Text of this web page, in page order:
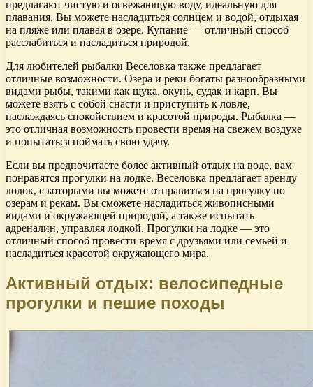
предлагают чистую и освежающую воду, идеальную для
плавания. Вы можете насладиться солнцем и водой, отдыхая
на пляже или плавая в озере. Купание — отличный способ
расслабиться и насладиться природой.
Для любителей рыбалки Веселовка также предлагает
отличные возможности. Озера и реки богаты разнообразными
видами рыбы, такими как щука, окунь, судак и карп. Вы
можете взять с собой снасти и приступить к ловле,
наслаждаясь спокойствием и красотой природы. Рыбалка —
это отличная возможность провести время на свежем воздухе
и попытаться поймать свою удачу.
Если вы предпочитаете более активный отдых на воде, вам
понравятся прогулки на лодке. Веселовка предлагает аренду
лодок, с которыми вы можете отправиться на прогулку по
озерам и рекам. Вы сможете насладиться живописными
видами и окружающей природой, а также испытать
адреналин, управляя лодкой. Прогулки на лодке — это
отличный способ провести время с друзьями или семьей и
насладиться красотой окружающего мира.
Активный отдых: велосипедные
прогулки и пешие походы